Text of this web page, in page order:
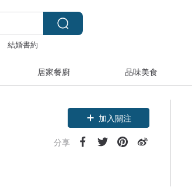
結婚書約
居家餐廚 品味美食
加入關注
分享